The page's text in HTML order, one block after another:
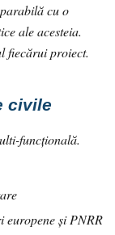
cu o
ale acesteia.
fiecărui proiect.
civile
funcțională.
europene și PNRR